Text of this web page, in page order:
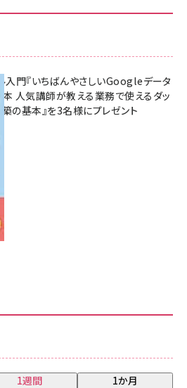
1週間 1か月
門『いちばんやさしいGoogleデータ
人気講師が教える業務で使えるダッ
築の基本』を3名様にプレゼント